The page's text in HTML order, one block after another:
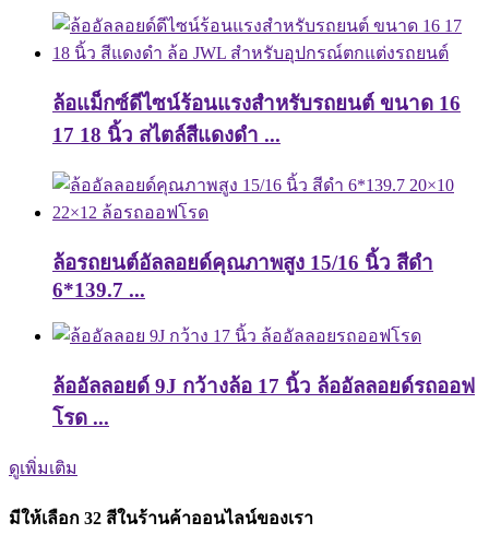
ล้อแม็กซ์ดีไซน์ร้อนแรงสำหรับรถยนต์ ขนาด 16
17 18 นิ้ว สไตล์สีแดงดำ ...
ล้อรถยนต์อัลลอยด์คุณภาพสูง 15/16 นิ้ว สีดำ
6*139.7 ...
ล้ออัลลอยด์ 9J กว้างล้อ 17 นิ้ว ล้ออัลลอยด์รถออฟ
โรด ...
ดูเพิ่มเติม
มีให้เลือก 32 สีในร้านค้าออนไลน์ของเรา